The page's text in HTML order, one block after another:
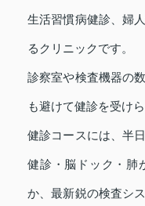
生活習慣病健診、婦
るクリニックです。
診察室や検査機器の
も避けて健診を受けら
健診コースには、半
健診・脳ドック・肺
か、最新鋭の検査シ